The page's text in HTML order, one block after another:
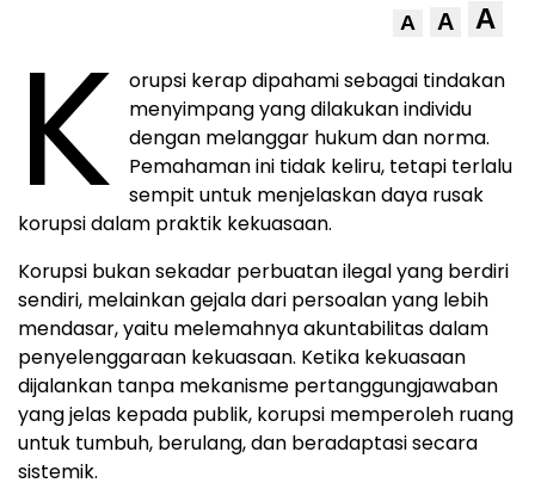
A A A
K
orupsi kerap dipahami sebagai tindakan
menyimpang yang dilakukan individu
dengan melanggar hukum dan norma.
Pemahaman ini tidak keliru, tetapi terlalu
sempit untuk menjelaskan daya rusak
korupsi dalam praktik kekuasaan.
Korupsi bukan sekadar perbuatan ilegal yang berdiri
sendiri, melainkan gejala dari persoalan yang lebih
mendasar, yaitu melemahnya akuntabilitas dalam
penyelenggaraan kekuasaan. Ketika kekuasaan
dijalankan tanpa mekanisme pertanggungjawaban
yang jelas kepada publik, korupsi memperoleh ruang
untuk tumbuh, berulang, dan beradaptasi secara
sistemik.